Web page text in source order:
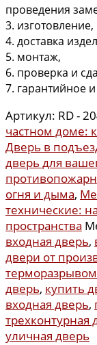
проведения
3. изготовление,
4. доставка
5. монтаж,
6. проверка и
7. гарантийное
Артикул: RD -
частном доме:
Дверь в
дверь для
огня и дыма,
технические:
пространства
входная дверь,
двери от
терморазрывом
дверь, купить
входная дверь,
трехконтурная
уличная дверь